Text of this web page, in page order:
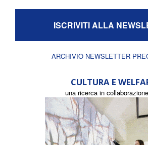
ISCRIVITI ALLA
ARCHIVIO NEWSLETTER
CULTURA E
una ricerca in